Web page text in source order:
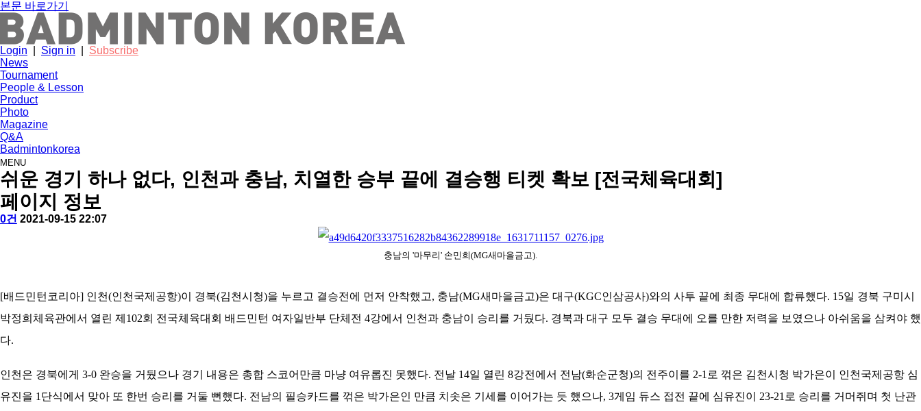
본문 바로가기
Login Sign in
Subscribe
News
Tournament
People & Lesson
Product
Photo
Magazine
Q&A
Badmintonkorea
MENU
news
쉬운 경기 하나 없다, 인천과 충남, 치열한 승부 끝에 결승행 티켓 확보 [전국체육대회]
페이지 정보
작
배
아
댓
0건 작
2021-09-15 22:07
충남의 '마무리' 손민희(MG새마을금고).
[배드민턴코리아] 인천(인천국제공항)이 경북(김천시청)을 누르고 결승전에 먼저 안착했고, 충남(MG새마을금고)은 대구(KGC인삼공사)와의 사투 끝에 최종 무대에 합류했다. 15일 경북 구미시
박정희체육관에서 열린 제102회 전국체육대회 배드민턴 여자일반부 단체전 4강에서 인천과 충남이 승리를 거뒀다. 경북과 대구 모두 결승 무대에 오를 만한 저력을 보였으나 아쉬움을 삼켜야 했
다.
인천은 경북에게 3-0 완승을 거뒀으나 경기 내용은 총합 스코어만큼 마냥 여유롭진 못했다. 전날 14일 열린 8강전에서 전남(화순군청)의 전주이를 2-1로 꺾은 김천시청 박가은이 인천국제공항 심
유진을 1단식에서 맞아 또 한번 승리를 거둘 뻔했다. 전남의 필승카드를 꺾은 박가은인 만큼 치솟은 기세를 이어가는 듯 했으나, 3게임 듀스 접전 끝에 심유진이 23-21로 승리를 거머쥐며 첫 난관